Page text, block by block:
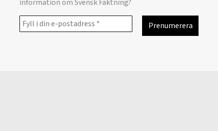
information om Svensk Fäktning?